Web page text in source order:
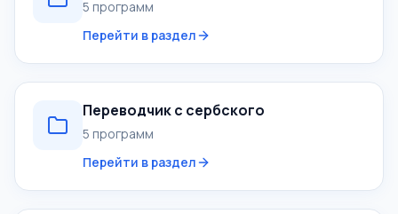
5 программ
Перейти в раздел
Переводчик с сербского
5 программ
Перейти в раздел